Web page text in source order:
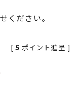
ください。
[ 5 ポイント進呈 ]